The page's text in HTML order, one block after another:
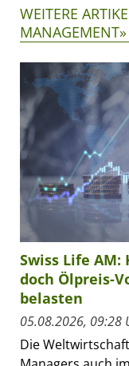
WEITERE
MANAGEMENT»
Swiss Life
doch Ölpreis-
belasten
05.08.2026, 09:28
Die